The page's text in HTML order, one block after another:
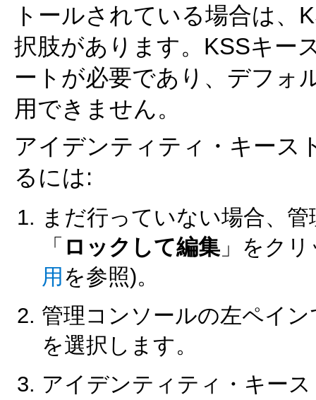
トールされている場合は、
択肢があります。KSSキー
ートが必要であり、デフォ
用できません。
アイデンティティ・キース
るには:
まだ行っていない場合、
「 ロックして編集」をク
用 を参照)。
管理コンソールの左ペイン
を選択します。
アイデンティティ・キー